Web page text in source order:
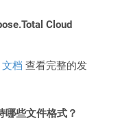
Cloud
档 查看完整的发
哪些文件格式？